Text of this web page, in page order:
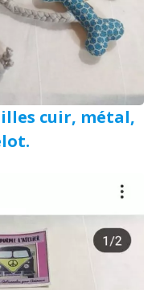
cuir, métal,